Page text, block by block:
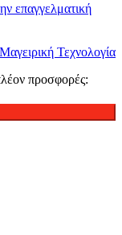
επαγγελματική
Τεχνολογία
προσφορές: